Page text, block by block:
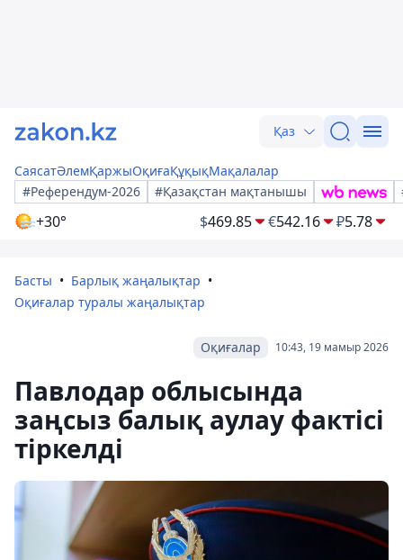
Қаз
СаясатӘлемҚаржыОқиғаҚұқықМақалалар
#Референдум-2026
#Қазақстан мақтанышы
+30° $469.85 €542.16 ₽5.78
Басты
Барлық жаңалықтар
Оқиғалар туралы жаңалықтар
10:43, 19 мамыр 2026
Оқиғалар
Павлодар облысында
заңсыз балық аулау фактісі
тіркелді